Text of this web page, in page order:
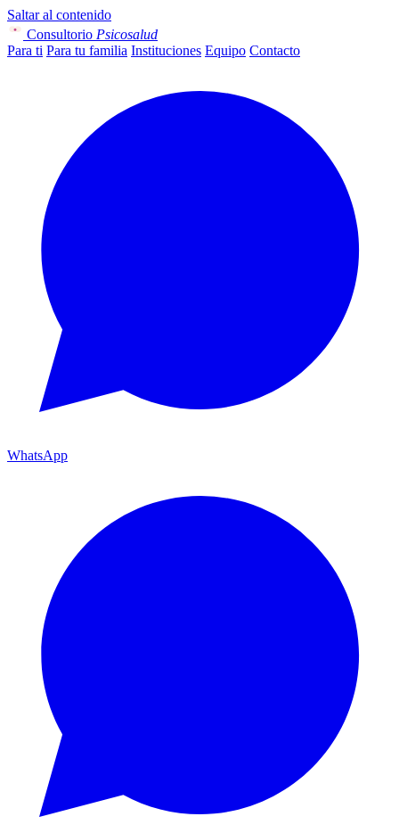
Saltar al contenido
Consultorio Psicosalud
Para ti Para tu familia Instituciones Equipo Contacto
WhatsApp